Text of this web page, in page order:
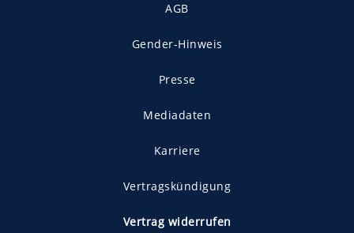
AGB
Gender-Hinweis
Presse
Mediadaten
Karriere
Vertragskündigung
Vertrag widerrufen